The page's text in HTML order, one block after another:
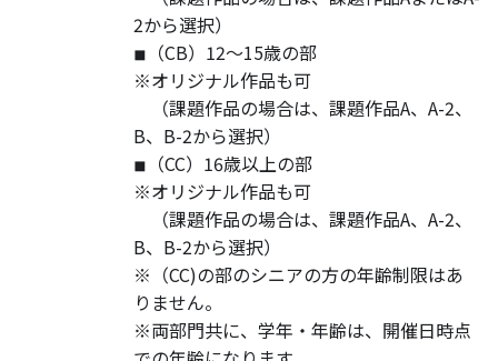
2から選択）
◾︎（CB）12〜15歳の部
※オリジナル作品も可
（課題作品の場合は、課題作品A、A-2、
B、B-2から選択）
◾︎（CC）16歳以上の部
※オリジナル作品も可
（課題作品の場合は、課題作品A、A-2、
B、B-2から選択）
※（CC)の部のシニアの方の年齢制限はあ
りません。
※両部門共に、学年・年齢は、開催日時点